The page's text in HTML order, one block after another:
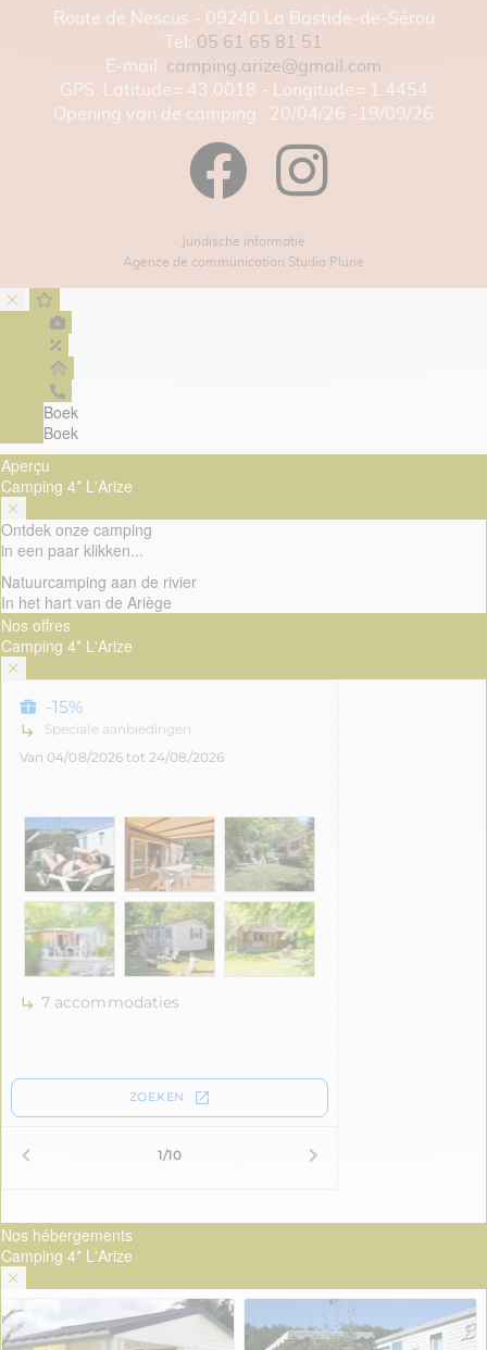
Route de Nescus - 09240 La Bastide-de-Sérou
Tel: 05 61 65 81 51
E-mail: camping.arize@gmail.com
GPS: Latitude= 43.0018 - Longitude= 1.4454
Opening van de camping : 20/04/26 -19/09/26
Juridische informatie
Agence de communication Studio Plune
Boek
Boek
Aperçu
Camping 4* L'Arize
Ontdek onze camping
in een paar klikken...
Natuurcamping aan de rivier
In het hart van de Ariège
Nos offres
Camping 4* L'Arize
Nos hébergements
Camping 4* L'Arize